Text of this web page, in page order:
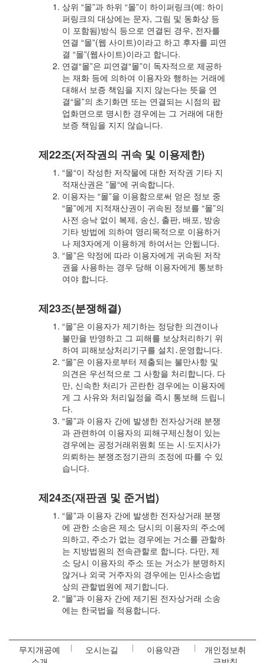
상위 “몰”과 하위 “몰”이 하이퍼링크(예: 하이
퍼링크의 대상에는 문자, 그림 및 동화상 등
이 포함됨)방식 등으로 연결된 경우, 전자를
연결 “몰”(웹 사이트)이라고 하고 후자를 피연
결 “몰”(웹사이트)이라고 합니다.
연결“몰”은 피연결“몰”이 독자적으로 제공하
는 재화 등에 의하여 이용자와 행하는 거래에
대해서 보증 책임을 지지 않는다는 뜻을 연
결“몰”의 초기화면 또는 연결되는 시점의 팝
업화면으로 명시한 경우에는 그 거래에 대한
보증 책임을 지지 않습니다.
제22조(저작권의 귀속 및 이용제한)
“몰“이 작성한 저작물에 대한 저작권 기타 지
적재산권은 ”몰“에 귀속합니다.
이용자는 “몰”을 이용함으로써 얻은 정보 중
“몰”에게 지적재산권이 귀속된 정보를 “몰”의
사전 승낙 없이 복제, 송신, 출판, 배포, 방송
기타 방법에 의하여 영리목적으로 이용하거
나 제3자에게 이용하게 하여서는 안됩니다.
“몰”은 약정에 따라 이용자에게 귀속된 저작
권을 사용하는 경우 당해 이용자에게 통보하
여야 합니다.
제23조(분쟁해결)
“몰”은 이용자가 제기하는 정당한 의견이나
불만을 반영하고 그 피해를 보상처리하기 위
하여 피해보상처리기구를 설치․운영합니다.
“몰”은 이용자로부터 제출되는 불만사항 및
의견은 우선적으로 그 사항을 처리합니다. 다
만, 신속한 처리가 곤란한 경우에는 이용자에
게 그 사유와 처리일정을 즉시 통보해 드립니
다.
“몰”과 이용자 간에 발생한 전자상거래 분쟁
과 관련하여 이용자의 피해구제신청이 있는
경우에는 공정거래위원회 또는 시·도지사가
의뢰하는 분쟁조정기관의 조정에 따를 수 있
습니다.
제24조(재판권 및 준거법)
“몰”과 이용자 간에 발생한 전자상거래 분쟁
에 관한 소송은 제소 당시의 이용자의 주소에
의하고, 주소가 없는 경우에는 거소를 관할하
는 지방법원의 전속관할로 합니다. 다만, 제
소 당시 이용자의 주소 또는 거소가 분명하지
않거나 외국 거주자의 경우에는 민사소송법
상의 관할법원에 제기합니다.
“몰”과 이용자 간에 제기된 전자상거래 소송
에는 한국법을 적용합니다.
무지개공예
오시는길 이용약관
개인정보취